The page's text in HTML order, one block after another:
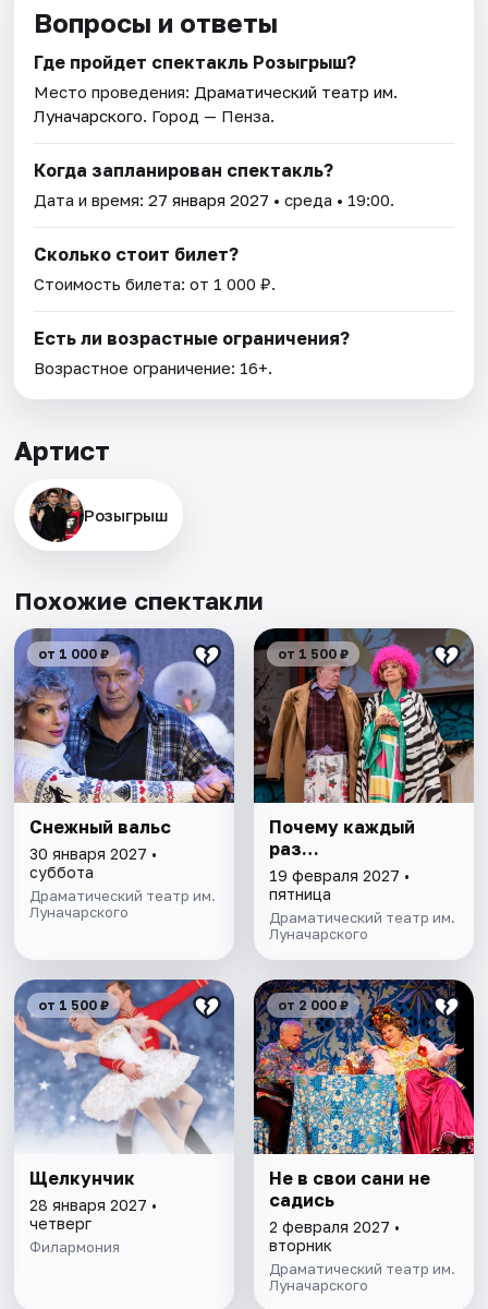
Вопросы и ответы
Где пройдет спектакль Розыгрыш?
Место проведения: Драматический театр им.
Луначарского. Город — Пенза.
Когда запланирован спектакль?
Дата и время:27 января 2027 • среда • 19:00.
Сколько стоит билет?
Стоимость билета: от 1 000 ₽.
Есть ли возрастные ограничения?
Возрастное ограничение: 16+.
Артист
Розыгрыш
Похожие спектакли
от 1 000 ₽
Снежный вальс
30 января 2027 •
суббота
Драматический театр им.
Луначарского
от 1 500 ₽
Почему каждый
раз…
19 февраля 2027 •
пятница
Драматический театр им.
Луначарского
от 1 500 ₽
Щелкунчик
28 января 2027 •
четверг
Филармония
от 2 000 ₽
Не в свои сани не
садись
2 февраля 2027 •
вторник
Драматический театр им.
Луначарского